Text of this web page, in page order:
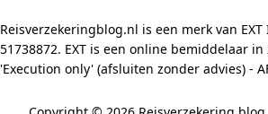
Reisverzekeringblog.nl is een merk van
51738872. EXT is een online bemiddelaar
'Execution only' (afsluiten zonder advies) -